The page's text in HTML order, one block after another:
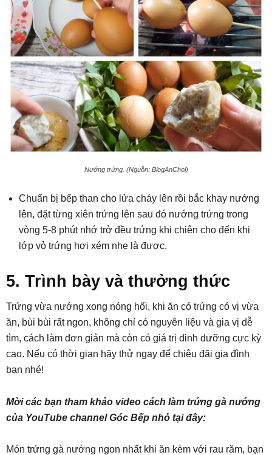
Nướng trứng. (Nguồn: BlogAnChoi)
Chuẩn bị bếp than cho lửa cháy lên rồi bắc khay nướng
lên, đặt từng xiên trứng lên sau đó nướng trứng trong
vòng 5-8 phút nhớ trở đều trứng khi chiên cho đến khi
lớp vỏ trứng hơi xém nhẹ là được.
5. Trình bày và thưởng thức
Trứng vừa nướng xong nóng hổi, khi ăn có trứng có vị vừa
ăn, bùi bùi rất ngon, không chỉ có nguyên liệu và gia vị dễ
tìm, cách làm đơn giản mà còn có giá trị dinh dưỡng cực kỳ
cao. Nếu có thời gian hãy thử ngay để chiêu đãi gia đình
bạn nhé!
Mời các bạn tham khảo video cách làm trứng gà nướng
của YouTube channel Góc Bếp nhỏ tại đây:
Món trứng gà nướng ngon nhất khi ăn kèm với rau răm, bạn